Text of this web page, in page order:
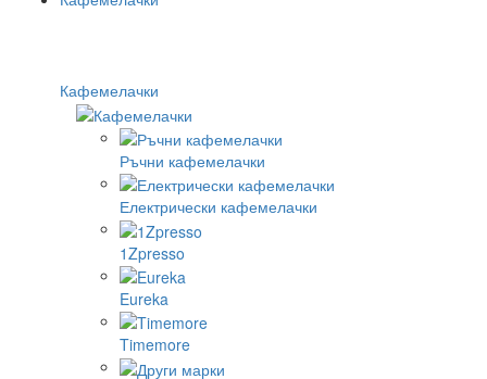
Кафемелачки
Ръчни кафемелачки
Електрически кафемелачки
1Zpresso
Eureka
Timemore